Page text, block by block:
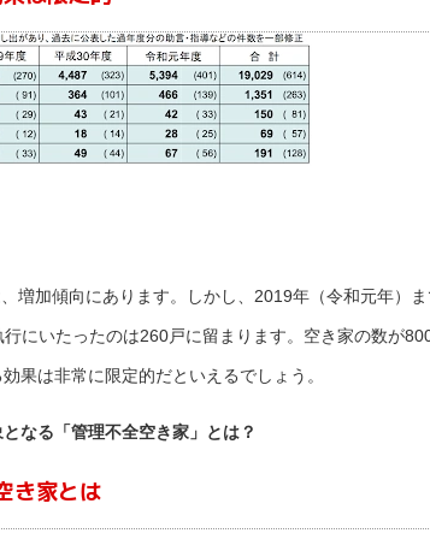
増加傾向にあります。しかし、2019年（令和元年）
にいたったのは260戸に留まります。空き家の数が
果は非常に限定的だといえるでしょう。
なる「管理不全空き家」とは？
き家とは